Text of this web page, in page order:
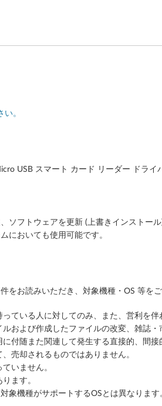
。
USB スマート カード リーダー ドライ
ソフトウェアを更新 (上書きインストー
においても使用可能です。
をお読みいただき、対象機種・OS 等を
ている人に対してのみ、また、営利を伴
および作成したファイルの改変、雑誌
付随また関連して発生する直接的、間
売却されるものではありません。
いません。
ます。
象機種がサポートするOSとは異なります